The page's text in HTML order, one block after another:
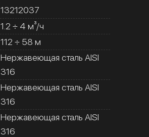
13212037
1.2 ÷ 4 м³/ч
112 ÷ 58 м
Нержавеющая сталь AISI
316
Нержавеющая сталь AISI
316
Нержавеющая сталь AISI
316